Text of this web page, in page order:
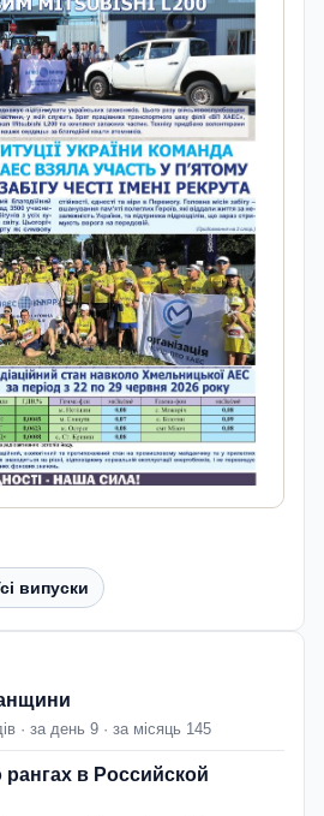
випуски
· за день 9 · за місяць 145
в Российской